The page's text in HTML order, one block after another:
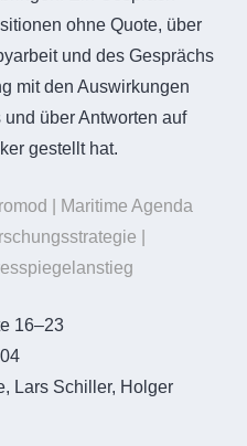
ohne Quote, über
und des Gesprächs
mit den Auswirkungen
über Antworten auf
gestellt hat.
| Maritime Agenda
|
16–23
Lars Schiller, Holger